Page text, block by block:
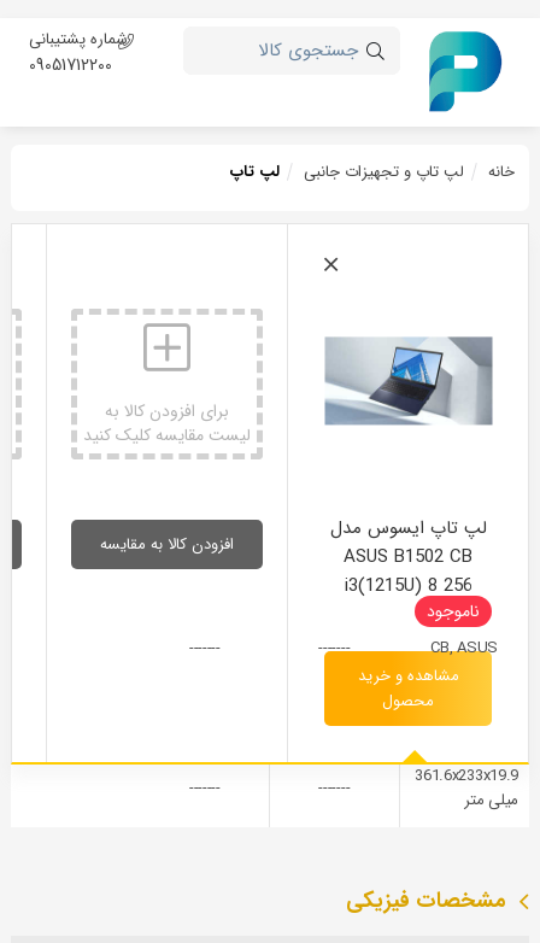
شماره پشتیبانی
09051712200 جستجوی کالا
خانه لپ تاپ و تجهیزات جانبی لپ تاپ
لپ تاپ ایسوس مدل
ASUS B1502 CB
i3(1215U) 8 256
ناموجود
مشاهده و خرید
محصول
برای افزودن کالا به
لیست مقایسه کلیک کنید
افزودن کالا به مقایسه
مشخصات عمومی
سازنده
ASUS ,
CB
-------
-------
361.6x233x19.9
میلی‌ متر
-------
-------
مشخصات فیزیکی